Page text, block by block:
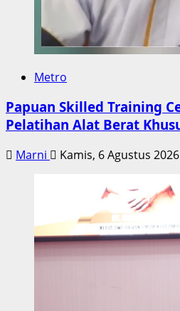
Metro
Papuan Skilled Training
Pelatihan Alat Berat
Marni Kamis, 6 Agustus 2026